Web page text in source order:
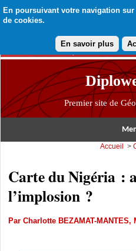
En poursuivant votre navigation
de cookies.
En savoir plus
Premier site de
Accueil >
Carte du Nigéria :
l’implosion ?
Par Charlotte BEZAMAT-MANTES,